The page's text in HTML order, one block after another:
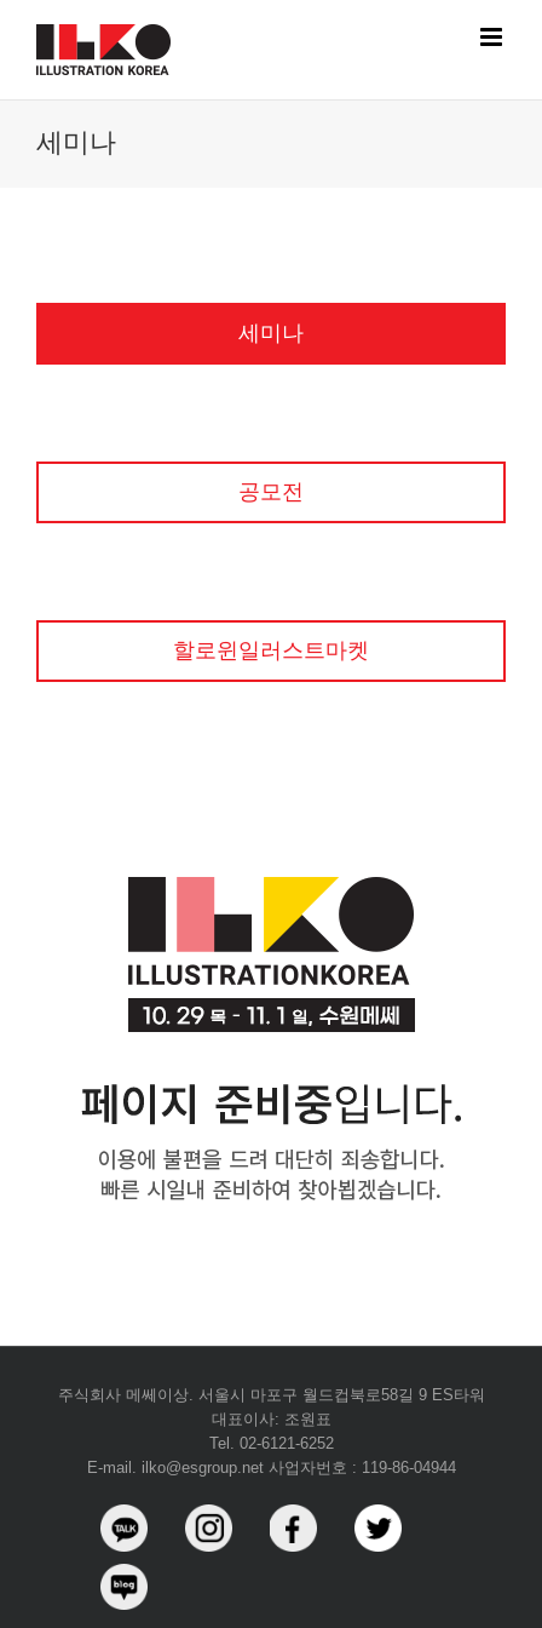
content
세미나
세미나
공모전
할로윈일러스트마켓
주식회사 메쎄이상. 서울시 마포구 월드컵북로58길 9 ES타워
대표이사: 조원표
Tel. 02-6121-6252
E-mail. ilko@esgroup.net 사업자번호 : 119-86-04944